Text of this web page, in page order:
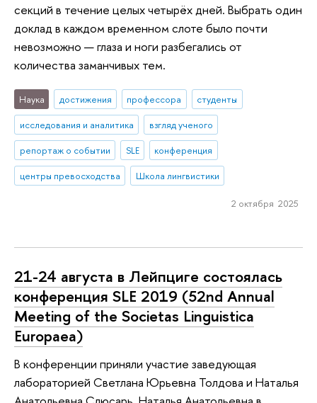
секций в течение целых четырёх дней. Выбрать один
доклад в каждом временном слоте было почти
невозможно — глаза и ноги разбегались от
количества заманчивых тем.
Наука достижения профессора
студенты
исследования и аналитика
взгляд ученого
репортаж о событии
SLE
конференция
центры превосходства
Школа лингвистики
2 октября 2025
21-24 августа в Лейпциге состоялась
конференция SLE 2019 (52nd Annual
Meeting of the Societas Linguistica
Europaea)
В конференции приняли участие заведующая
лабораторией Светлана Юрьевна Толдова и Наталья